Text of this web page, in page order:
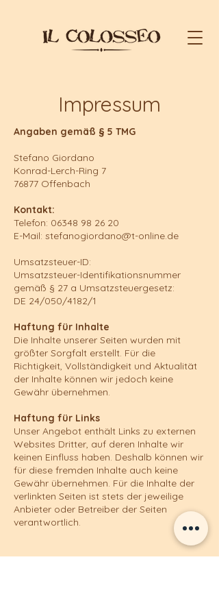
Impressum
Angaben gemäß § 5 TMG
Stefano Giordano
Konrad-Lerch-Ring 7
76877 Offenbach
Kontakt:
Telefon: 06348 98 26 20
E-Mail: stefanogiordano@t-online.de
Umsatzsteuer-ID:
Umsatzsteuer-Identifikationsnummer
gemäß § 27 a Umsatzsteuergesetz:
DE 24/050/4182/1
Haftung für Inhalte
Die Inhalte unserer Seiten wurden mit
größter Sorgfalt erstellt. Für die
Richtigkeit, Vollständigkeit und Aktualität
der Inhalte können wir jedoch keine
Gewähr übernehmen.
Haftung für Links
Unser Angebot enthält Links zu externen
Websites Dritter, auf deren Inhalte wir
keinen Einfluss haben. Deshalb können wir
für diese fremden Inhalte auch keine
Gewähr übernehmen. Für die Inhalte der
verlinkten Seiten ist stets der jeweilige
Anbieter oder Betreiber der Seiten
verantwortlich.